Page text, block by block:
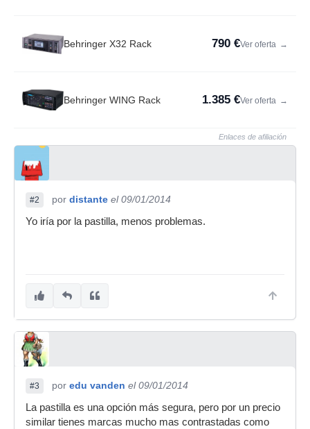
Behringer X32 Rack 790 €Ver oferta →
Behringer WING Rack 1.385 €Ver oferta →
Enlaces de afiliación
#2 por distante el 09/01/2014
Yo iría por la pastilla, menos problemas.
#3 por edu vanden el 09/01/2014
La pastilla es una opción más segura, pero por un precio
similar tienes marcas mucho mas contrastadas como